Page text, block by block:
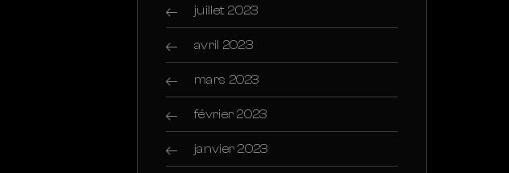
juillet 2023
avril 2023
mars 2023
février 2023
janvier 2023